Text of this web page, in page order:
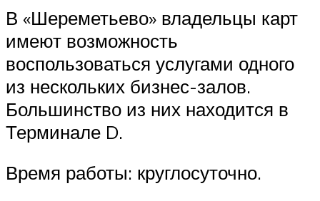
В «Шереметьево» владельцы карт
имеют возможность
воспользоваться услугами одного
из нескольких бизнес-залов.
Большинство из них находится в
Терминале D.
Время работы: круглосуточно.